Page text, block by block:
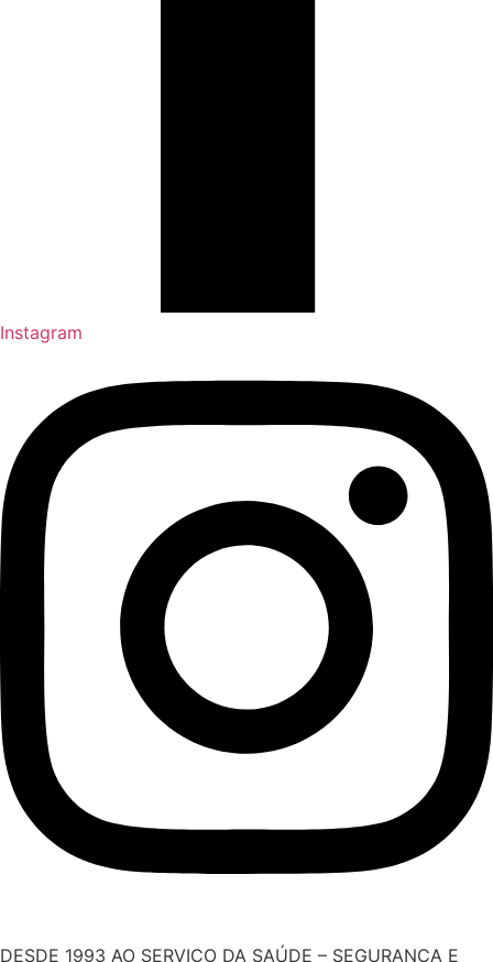
Instagram
DESDE 1993 AO SERVIÇO DA SAÚDE – SEGURANÇA E